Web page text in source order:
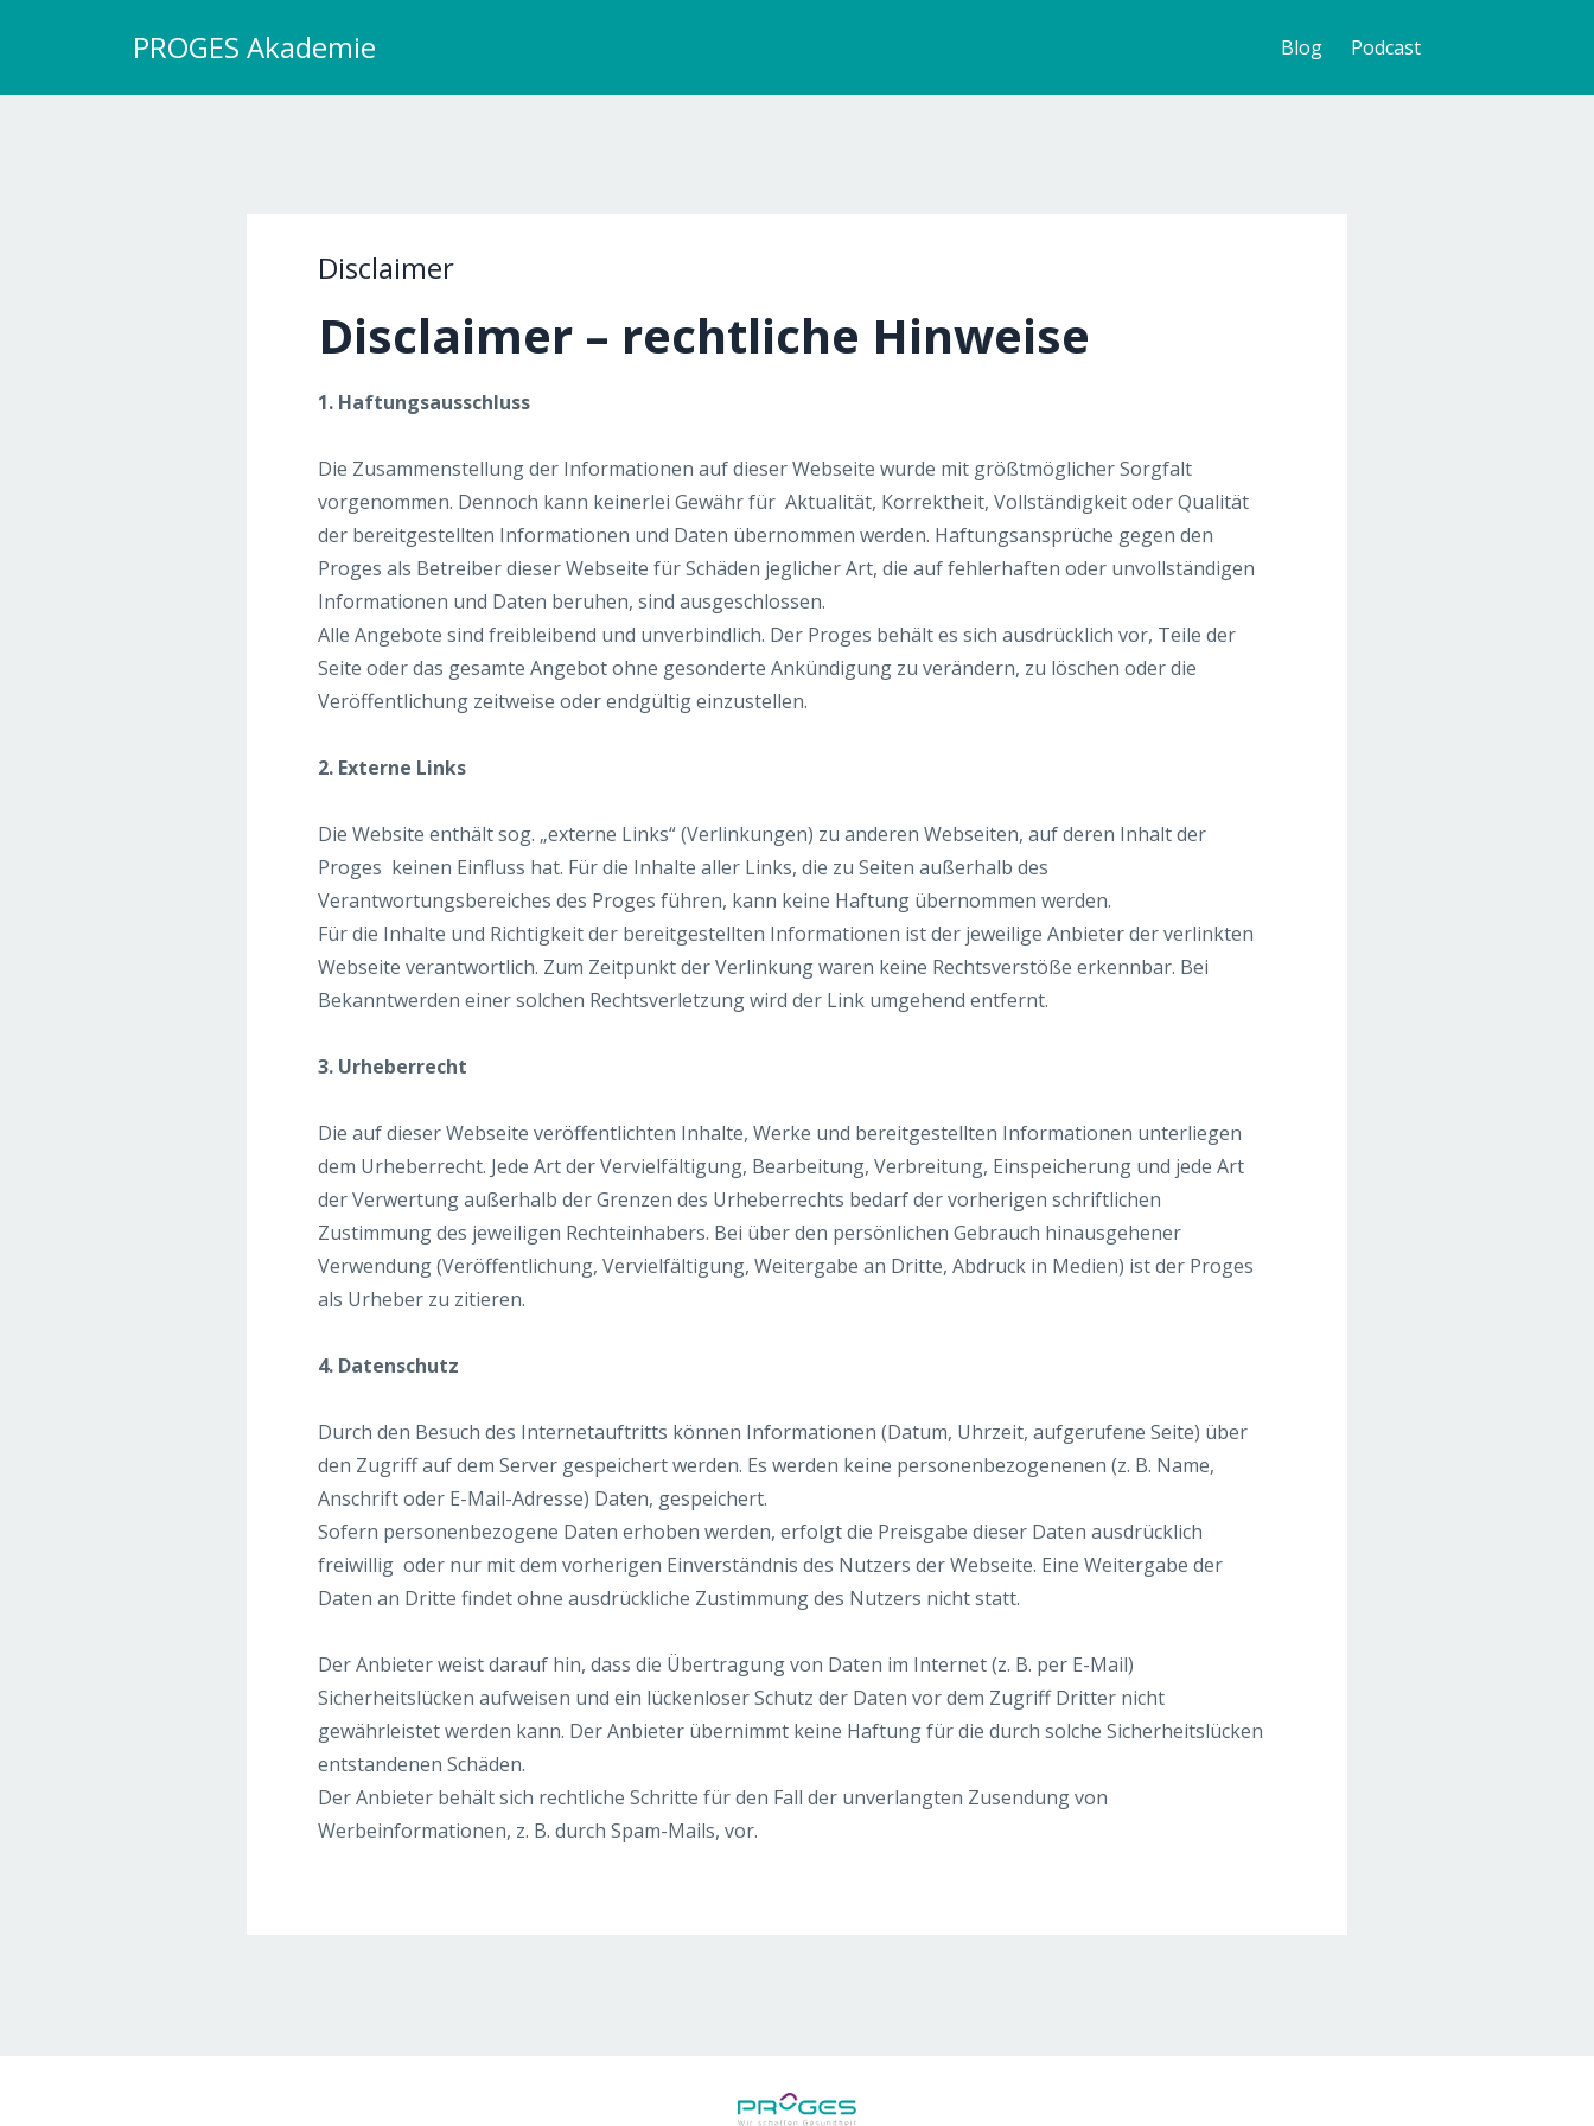
PROGES Akademie Blog Podcast
Disclaimer
Disclaimer – rechtliche Hinweise
1. Haftungsausschluss
Die Zusammenstellung der Informationen auf dieser Webseite wurde mit größtmöglicher Sorgfalt
vorgenommen. Dennoch kann keinerlei Gewähr für Aktualität, Korrektheit, Vollständigkeit oder Qualität
der bereitgestellten Informationen und Daten übernommen werden. Haftungsansprüche gegen den
Proges als Betreiber dieser Webseite für Schäden jeglicher Art, die auf fehlerhaften oder unvollständigen
Informationen und Daten beruhen, sind ausgeschlossen.
Alle Angebote sind freibleibend und unverbindlich. Der Proges behält es sich ausdrücklich vor, Teile der
Seite oder das gesamte Angebot ohne gesonderte Ankündigung zu verändern, zu löschen oder die
Veröffentlichung zeitweise oder endgültig einzustellen.
2. Externe Links
Die Website enthält sog. „externe Links“ (Verlinkungen) zu anderen Webseiten, auf deren Inhalt der
Proges keinen Einfluss hat. Für die Inhalte aller Links, die zu Seiten außerhalb des
Verantwortungsbereiches des Proges führen, kann keine Haftung übernommen werden.
Für die Inhalte und Richtigkeit der bereitgestellten Informationen ist der jeweilige Anbieter der verlinkten
Webseite verantwortlich. Zum Zeitpunkt der Verlinkung waren keine Rechtsverstöße erkennbar. Bei
Bekanntwerden einer solchen Rechtsverletzung wird der Link umgehend entfernt.
3. Urheberrecht
Die auf dieser Webseite veröffentlichten Inhalte, Werke und bereitgestellten Informationen unterliegen
dem Urheberrecht. Jede Art der Vervielfältigung, Bearbeitung, Verbreitung, Einspeicherung und jede Art
der Verwertung außerhalb der Grenzen des Urheberrechts bedarf der vorherigen schriftlichen
Zustimmung des jeweiligen Rechteinhabers. Bei über den persönlichen Gebrauch hinausgehener
Verwendung (Veröffentlichung, Vervielfältigung, Weitergabe an Dritte, Abdruck in Medien) ist der Proges
als Urheber zu zitieren.
4. Datenschutz
Durch den Besuch des Internetauftritts können Informationen (Datum, Uhrzeit, aufgerufene Seite) über
den Zugriff auf dem Server gespeichert werden. Es werden keine personenbezogenenen (z. B. Name,
Anschrift oder E-Mail-Adresse) Daten, gespeichert.
Sofern personenbezogene Daten erhoben werden, erfolgt die Preisgabe dieser Daten ausdrücklich
freiwillig oder nur mit dem vorherigen Einverständnis des Nutzers der Webseite. Eine Weitergabe der
Daten an Dritte findet ohne ausdrückliche Zustimmung des Nutzers nicht statt.
Der Anbieter weist darauf hin, dass die Übertragung von Daten im Internet (z. B. per E-Mail)
Sicherheitslücken aufweisen und ein lückenloser Schutz der Daten vor dem Zugriff Dritter nicht
gewährleistet werden kann. Der Anbieter übernimmt keine Haftung für die durch solche Sicherheitslücken
entstandenen Schäden.
Der Anbieter behält sich rechtliche Schritte für den Fall der unverlangten Zusendung von
Werbeinformationen, z. B. durch Spam-Mails, vor.